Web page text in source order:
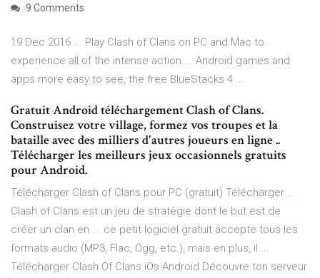
9 Comments
19 Dec 2016 ... Play Clash of Clans on PC and Mac to
experience all of the intense action ... Android games and
apps more easy to see, the free BlueStacks 4 ...
Gratuit Android téléchargement Clash of Clans.
Construisez votre village, formez vos troupes et la
bataille avec des milliers d'autres joueurs en ligne ..
Télécharger les meilleurs jeux occasionnels gratuits
pour Android.
Télécharger Clash of Clans pour PC (gratuit) Télécharger ...
Clash of Clans est un jeu de stratégie dont le but est de
créer un clan en ... ce petit logiciel gratuit accepte tous les
formats audio (MP3, Flac, Ogg, etc.), mais en plus, il ...
Télécharger Clash Of Clans iOs Android Découvre ton serveur